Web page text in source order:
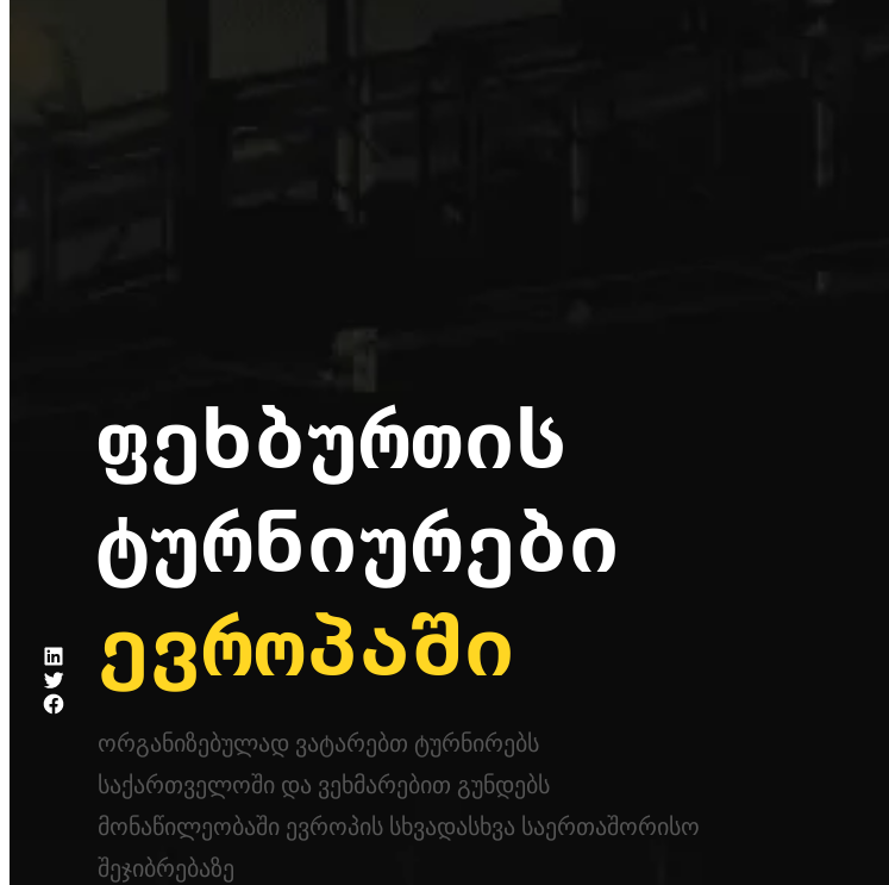
ᲤᲔᲮᲑᲣᲠᲗᲘᲡ
ᲢᲣᲠᲜᲘᲣᲠᲔᲑᲘ
ᲔᲕᲠᲝᲞᲐᲨᲘ
ორგანიზებულად ვატარებთ ტურნირებს
საქართველოში და ვეხმარებით გუნდებს
მონაწილეობაში ევროპის სხვადასხვა საერთაშორისო
შეჯიბრებაზე
LinkedIn
Twitter
Facebook